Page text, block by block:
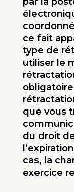
ce fait
type de
utiliser le
que vous
du droit
cas, la
exercice